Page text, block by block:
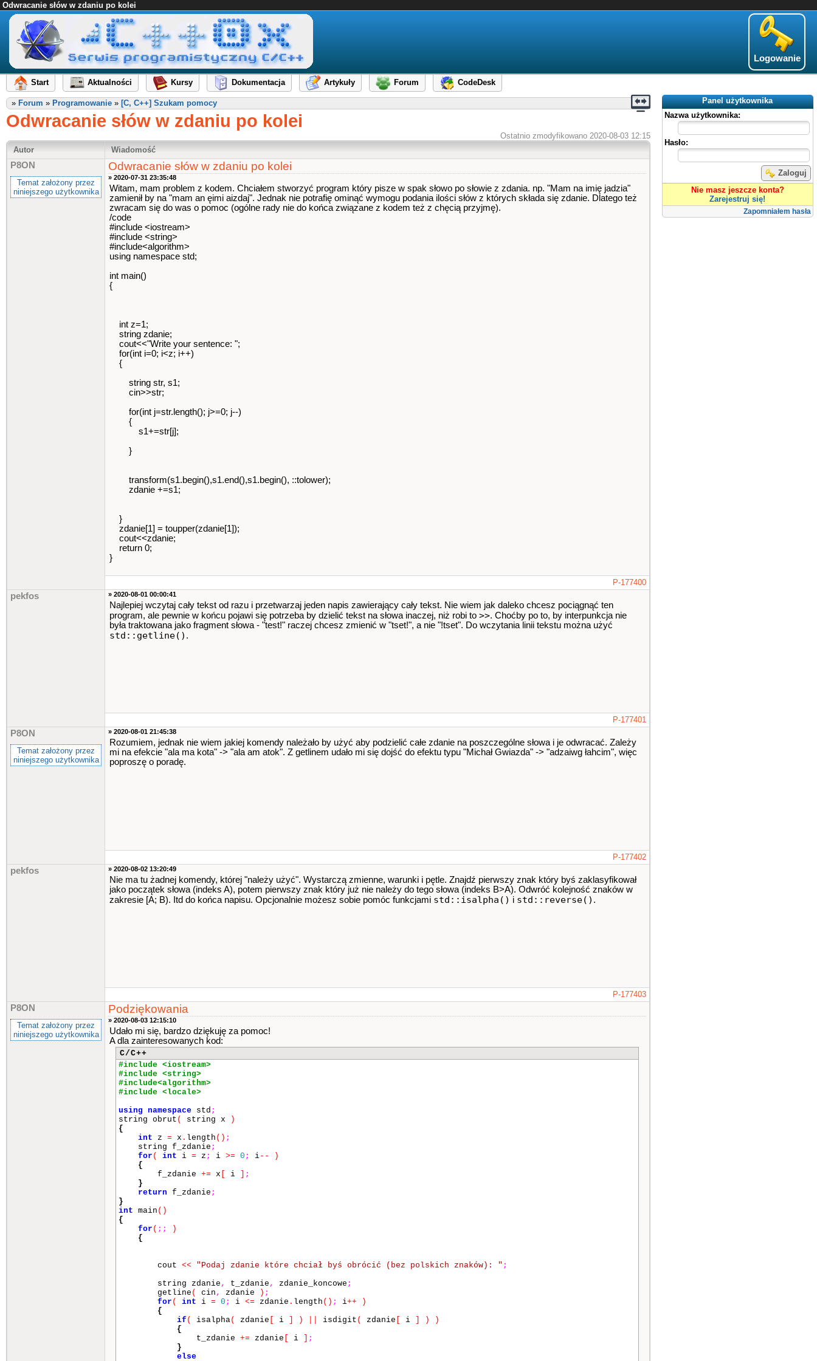
Odwracanie słów w zdaniu po kolei
Logowanie
Start Aktualności Kursy Dokumentacja Artykuły Forum
CodeDesk
Panel użytkownika
Nazwa użytkownika:
Hasło:
Zaloguj
Nie masz jeszcze konta?
Zarejestruj się!
Zapomniałem hasła
» Forum » Programowanie » [C, C++] Szukam pomocy
Odwracanie słów w zdaniu po kolei
Ostatnio zmodyfikowano 2020-08-03 12:15
Autor
Wiadomość
P8ON
Temat założony przez
niniejszego użytkownika
Odwracanie słów w zdaniu po kolei
» 2020-07-31 23:35:48
Witam, mam problem z kodem. Chciałem stworzyć program który pisze w spak słowo po słowie z zdania. np. "Mam na imię jadzia"
zamienił by na "mam an ęimi aizdaj". Jednak nie potrafię ominąć wymogu podania ilości słów z których składa się zdanie. Dlatego też
zwracam się do was o pomoc (ogólne rady nie do końca związane z kodem też z chęcią przyjmę).
/code
#include <iostream>
#include <string>
#include<algorithm>
using namespace std;
int main()
{
int z=1;
string zdanie;
cout<<"Write your sentence: ";
for(int i=0; i<z; i++)
{
string str, s1;
cin>>str;
for(int j=str.length(); j>=0; j--)
{
s1+=str[j];
}
transform(s1.begin(),s1.end(),s1.begin(), ::tolower);
zdanie +=s1;
}
zdanie[1] = toupper(zdanie[1]);
cout<<zdanie;
return 0;
}
P-177400
pekfos » 2020-08-01 00:00:41
Najlepiej wczytaj cały tekst od razu i przetwarzaj jeden napis zawierający cały tekst. Nie wiem jak daleko chcesz pociągnąć ten
program, ale pewnie w końcu pojawi się potrzeba by dzielić tekst na słowa inaczej, niż robi to >>. Choćby po to, by interpunkcja nie
była traktowana jako fragment słowa - "test!" raczej chcesz zmienić w "tset!", a nie "!tset". Do wczytania linii tekstu można użyć
std::getline() .
P-177401
P8ON
Temat założony przez
niniejszego użytkownika
» 2020-08-01 21:45:38
Rozumiem, jednak nie wiem jakiej komendy należało by użyć aby podzielić całe zdanie na poszczególne słowa i je odwracać. Zależy
mi na efekcie "ala ma kota" -> "ala am atok". Z getlinem udało mi się dojść do efektu typu "Michał Gwiazda" -> "adzaiwg łahcim", więc
poproszę o poradę.
P-177402
pekfos » 2020-08-02 13:20:49
Nie ma tu żadnej komendy, której "należy użyć". Wystarczą zmienne, warunki i pętle. Znajdź pierwszy znak który byś zaklasyfikował
jako początek słowa (indeks A), potem pierwszy znak który już nie należy do tego słowa (indeks B>A). Odwróć kolejność znaków w
zakresie [A; B). Itd do końca napisu. Opcjonalnie możesz sobie pomóc funkcjami std::isalpha() i std::reverse() .
P-177403
P8ON
Temat założony przez
niniejszego użytkownika
Podziękowania
» 2020-08-03 12:15:10
Udało mi się, bardzo dziękuję za pomoc!
A dla zainteresowanych kod:
C/C++
#include <iostream>
#include <string>
#include<algorithm>
#include <locale>
using namespace std ;
string obrut ( string x
)
{
int z = x . length () ;
string f_zdanie ;
for ( int i = z ; i >= 0 ; i--
)
{
f_zdanie += x i
;
}
return f_zdanie ;
}
int main ()
{
for ( ; ;
)
{
cout << "Podaj zdanie które chciał byś obrócić (bez polskich znaków): " ;
string zdanie , t_zdanie , zdanie_koncowe ;
getline ( cin , zdanie ) ;
for ( int i = 0 ; i <= zdanie . length () ; i++
)
{
if ( isalpha( zdanie i ) isdigit ( zdanie i )
)
{
t_zdanie += zdanie i
;
}
else